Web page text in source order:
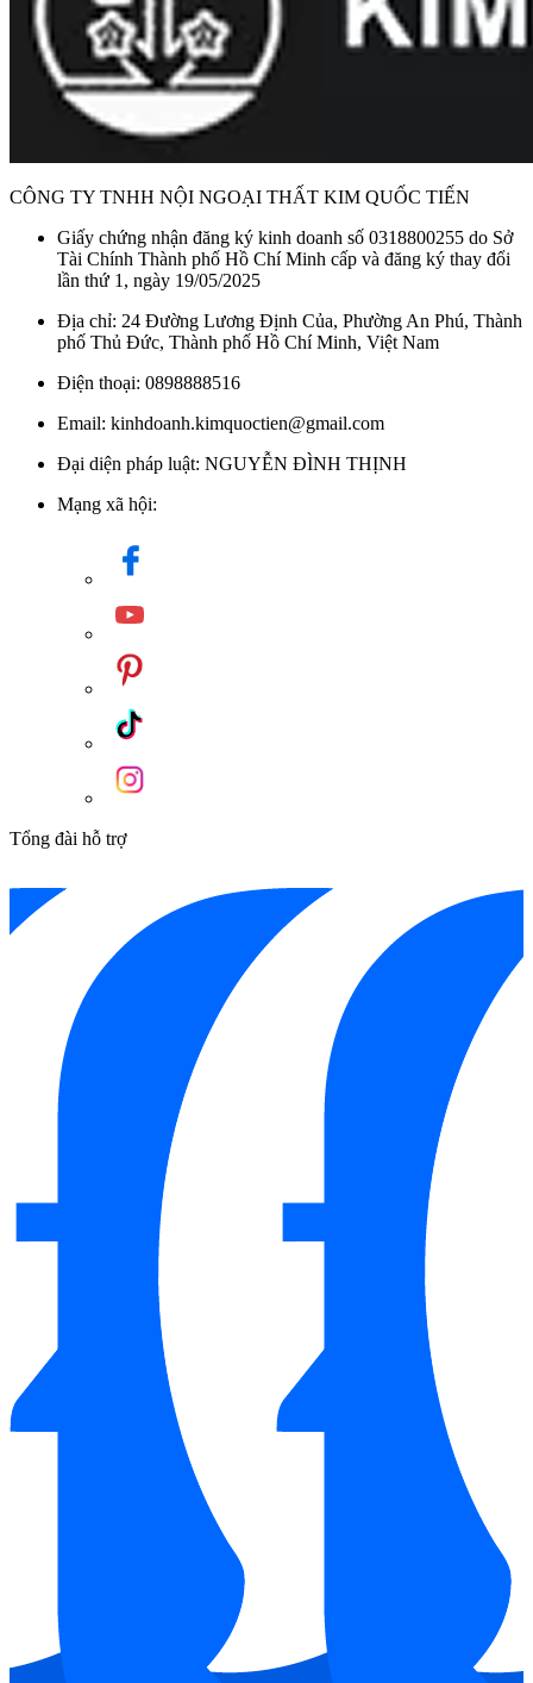
CÔNG TY TNHH NỘI NGOẠI THẤT KIM QUỐC TIẾN
Giấy chứng nhận đăng ký kinh doanh số 0318800255 do Sở
Tài Chính Thành phố Hồ Chí Minh cấp và đăng ký thay đổi
lần thứ 1, ngày 19/05/2025
Địa chỉ: 24 Đường Lương Định Của, Phường An Phú, Thành
phố Thủ Đức, Thành phố Hồ Chí Minh, Việt Nam
Điện thoại: 0898888516
Email: kinhdoanh.kimquoctien@gmail.com
Đại diện pháp luật: NGUYỄN ĐÌNH THỊNH
Mạng xã hội:
Tổng đài hỗ trợ